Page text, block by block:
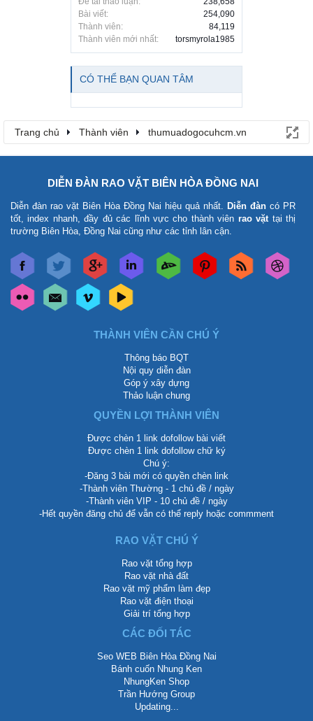
Bài viết:
254,090
Thành viên:
84,119
Thành viên mới nhất:
torsmyrola1985
CÓ THỂ BẠN QUAN TÂM
Trang chủ Thành viên thumuadogocuhcm.vn
DIỄN ĐÀN RAO VẶT BIÊN HÒA ĐỒNG NAI
Diễn đàn rao vặt Biên Hòa Đồng Nai hiệu quả nhất. Diễn đàn có PR
tốt, index nhanh, đầy đủ các lĩnh vực cho thành viên rao vặttại thị
trường Biên Hòa, Đồng Nai cũng như các tỉnh lân cận.
THÀNH VIÊN CẦN CHÚ Ý
Thông báo BQT
Nội quy diễn đàn
Góp ý xây dựng
Thảo luận chung
QUYỀN LỢI THÀNH VIÊN
Được chèn 1 link dofollow bài viết
Được chèn 1 link dofollow chữ ký
Chú ý:
-Đăng 3 bài mới có quyền chèn link
-Thành viên Thường - 1 chủ đề / ngày
-Thành viên VIP - 10 chủ đề / ngày
-Hết quyền đăng chủ để vẫn có thể reply hoặc commment
RAO VẶT CHÚ Ý
Rao vặt tổng hợp
Rao vặt nhà đất
Rao vặt mỹ phẩm làm đẹp
Rao vặt điện thoại
Giải trí tổng hợp
CÁC ĐỐI TÁC
Seo WEB Biên Hòa Đồng Nai
Bánh cuốn Nhung Ken
NhungKen Shop
Trần Hướng Group
Updating...